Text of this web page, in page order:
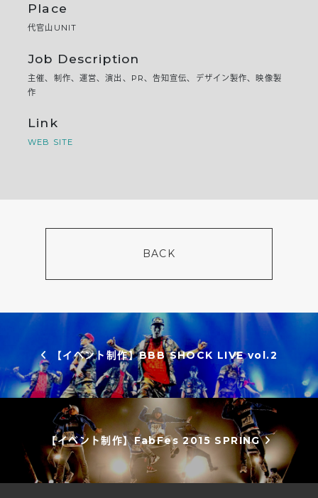
Place
代官山UNIT
Job Description
主催、制作、運営、演出、PR、告知宣伝、デザイン製作、映像製
作
Link
WEB SITE
BACK
投稿ナビゲーション
【イベント制作】BBB SHOCK LIVE vol.2
【イベント制作】FabFes 2015 SPRING